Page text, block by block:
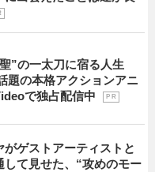
”の一太刀に宿る人生
の本格アクションアニ
で独占配信中
P R
がゲストアーティストと
して見せた、“攻めのモー